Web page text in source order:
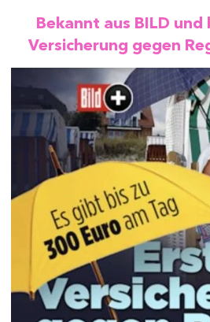
Bekannt aus BILD
Versicherung gegen